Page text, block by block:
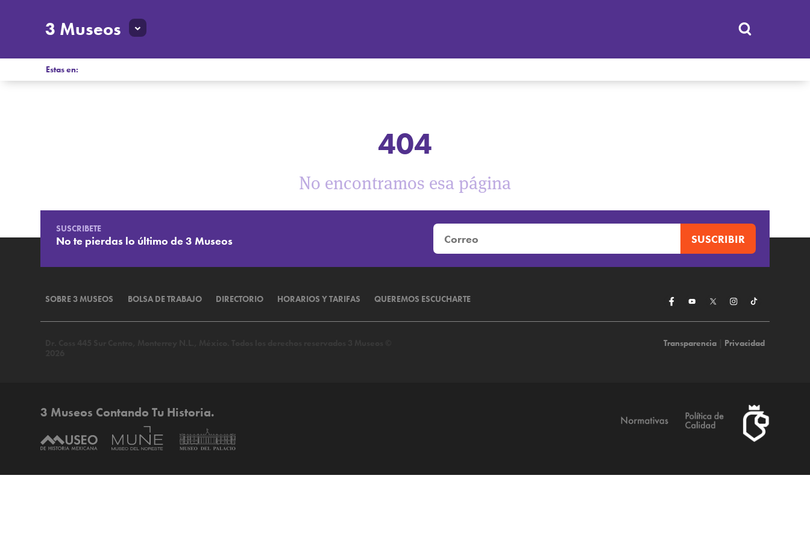
3 Museos
Estas en:
404
No encontramos esa página
SUSCRIBETE
No te pierdas lo último de 3 Museos
SOBRE 3 MUSEOS BOLSA DE TRABAJO DIRECTORIO HORARIOS Y TARIFAS QUEREMOS ESCUCHARTE
Transparencia| Privacidad
3 Museos Contando Tu Historia.